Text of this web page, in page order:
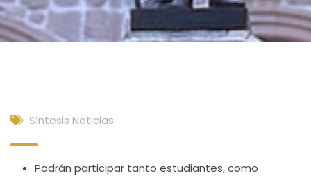
Síntesis Noticias
Podrán participar tanto estudiantes, como